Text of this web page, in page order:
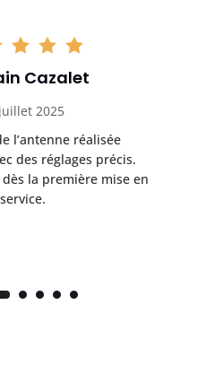
Cazalet
2025
l’antenne réalisée
des réglages précis.
la première mise en
service.